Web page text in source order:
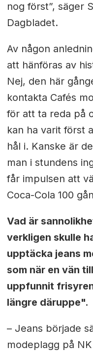
nog först”, säger
Dagbladet.
Av någon
att hänföras av
Nej, den här
kontakta Cafés
för att ta reda på
kan ha varit först
hål i. Kanske är
man i stundens
får impulsen att
Coca-Cola 100
Vad är
verkligen skulle
upptäcka jeans
som när en vän
uppfunnit
längre däruppe".
– Jeans började
modeplagg på